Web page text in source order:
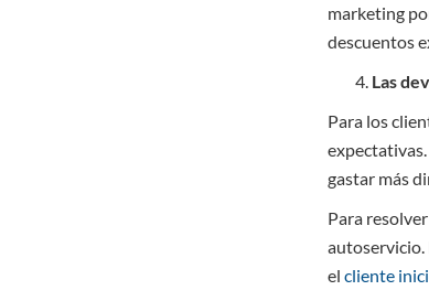
marketing
descuentos
Las
Para los
gastar más
Para
autoservicio.
el cliente